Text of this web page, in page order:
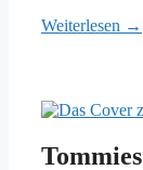
Weiterlesen →
Tommies